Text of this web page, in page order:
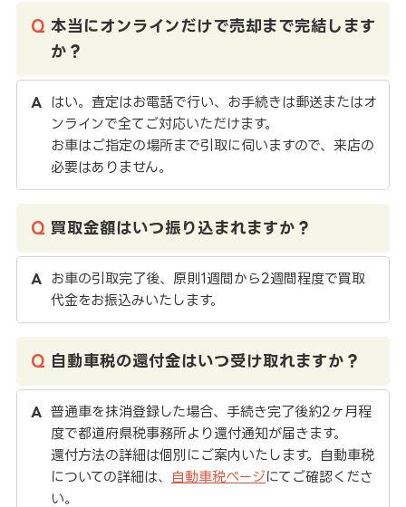
本当にオンラインだけで売却まで完結します
か？
はい。査定はお電話で行い、お手続きは郵送またはオ
ンラインで全てご対応いただけます。
お車はご指定の場所まで引取に伺いますので、来店の
必要はありません。
買取金額はいつ振り込まれますか？
お車の引取完了後、原則1週間から2週間程度で買取
代金をお振込みいたします。
自動車税の還付金はいつ受け取れますか？
普通車を抹消登録した場合、手続き完了後約2ヶ月程
度で都道府県税事務所より還付通知が届きます。
還付方法の詳細は個別にご案内いたします。自動車税
についての詳細は、
自動車税ページにてご確認くださ
い。